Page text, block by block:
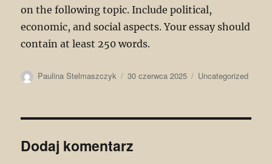
on the following topic. Include political,
economic, and social aspects. Your essay should
contain at least 250 words.
Autor
Paulina Stelmaszczyk
Data
30 czerwca 2025 Kategorie
Uncategorized
Dodaj komentarz